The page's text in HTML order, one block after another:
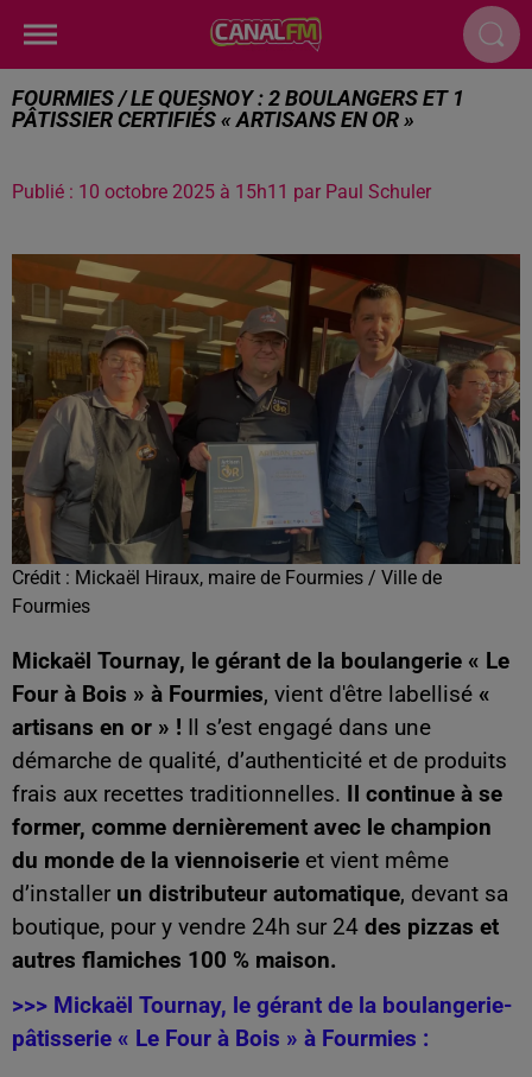
FOURMIES / LE QUESNOY : 2 BOULANGERS ET 1
PÂTISSIER CERTIFIÉS « ARTISANS EN OR »
Publié : 10 octobre 2025 à 15h11 par Paul Schuler
Crédit : Mickaël Hiraux, maire de Fourmies / Ville de
Fourmies
Mickaël Tournay, le gérant de la boulangerie « Le
Four à Bois » à Fourmies, vient d'être labellisé «
artisans en or » ! Il s’est engagé dans une
démarche de qualité, d’authenticité et de produits
frais aux recettes traditionnelles. Il continue à se
former, comme dernièrement avec le champion
du monde de la viennoiserie et vient même
d’installer un distributeur automatique, devant sa
boutique, pour y vendre 24h sur 24 des pizzas et
autres flamiches 100 % maison.
>>> Mickaël Tournay, le gérant de la boulangerie-
pâtisserie « Le Four à Bois » à Fourmies :